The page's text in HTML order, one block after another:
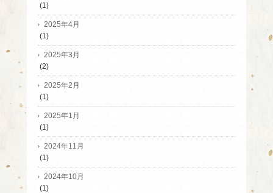
(1)
2025年4月
(1)
2025年3月
(2)
2025年2月
(1)
2025年1月
(1)
2024年11月
(1)
2024年10月
(1)